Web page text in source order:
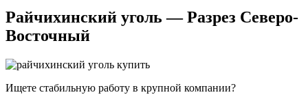
Райчихинский уголь — Разрез Северо-
Восточный
Ищете стабильную работу в крупной компании?